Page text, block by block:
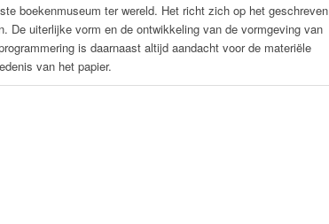
boekenmuseum ter wereld. Het richt zich op het geschreven
De uiterlijke vorm en de ontwikkeling van de vormgeving van
is daarnaast altijd aandacht voor de materiële
van het papier.